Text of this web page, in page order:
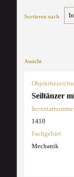
Sortieren nach
Ansicht
Seiltänzer
1410
Fachgebiet
Mechanik